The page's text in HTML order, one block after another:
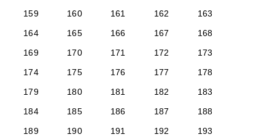
159
160 161 162
163
164
165 166 167
168
169
170 171 172
173
174
175 176 177
178
179
180 181 182
183
184
185 186 187
188
189
190 191 192
193